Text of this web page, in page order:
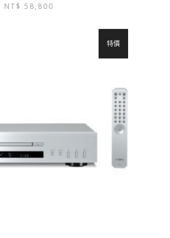
NT$ 58,800
特價